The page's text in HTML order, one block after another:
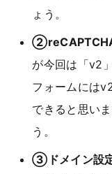
ょう。
が今回は「v2
フォームには
できると思い
う。
③ドメイン設